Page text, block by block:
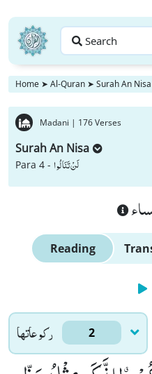
Search
Home ➤ Al-Quran ➤ Surah An Nisa
Madani | 176 Verses
Surah An Nisa
Para 4 - لَنْ تَنَالُوا
Reading
ركوعاتها 2